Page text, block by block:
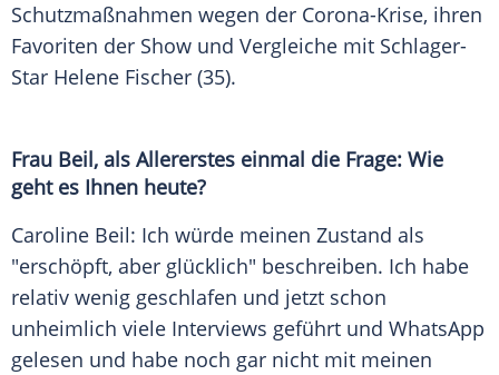
Schutzmaßnahmen wegen der Corona-Krise, ihren
Favoriten der Show und Vergleiche mit Schlager-
Star Helene Fischer (35).
Frau Beil, als Allererstes einmal die Frage: Wie
geht es Ihnen heute?
Caroline Beil: Ich würde meinen Zustand als
"erschöpft, aber glücklich" beschreiben. Ich habe
relativ wenig geschlafen und jetzt schon
unheimlich viele Interviews geführt und WhatsApp
gelesen und habe noch gar nicht mit meinen